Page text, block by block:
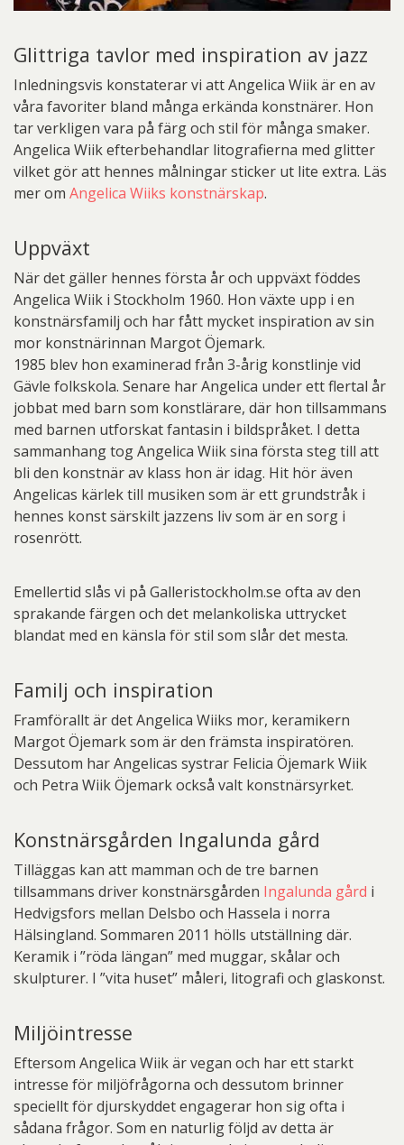
Glittriga tavlor med inspiration av jazz
Inledningsvis konstaterar vi att Angelica Wiik är en av
våra favoriter bland många erkända konstnärer. Hon
tar verkligen vara på färg och stil för många smaker.
Angelica Wiik efterbehandlar litografierna med glitter
vilket gör att hennes målningar sticker ut lite extra. Läs
mer om Angelica Wiiks konstnärskap.
Uppväxt
När det gäller hennes första år och uppväxt föddes
Angelica Wiik i Stockholm 1960. Hon växte upp i en
konstnärsfamilj och har fått mycket inspiration av sin
mor konstnärinnan Margot Öjemark.
1985 blev hon examinerad från 3-årig konstlinje vid
Gävle folkskola. Senare har Angelica under ett flertal år
jobbat med barn som konstlärare, där hon tillsammans
med barnen utforskat fantasin i bildspråket. I detta
sammanhang tog Angelica Wiik sina första steg till att
bli den konstnär av klass hon är idag. Hit hör även
Angelicas kärlek till musiken som är ett grundstråk i
hennes konst särskilt jazzens liv som är en sorg i
rosenrött.
Emellertid slås vi på Galleristockholm.se ofta av den
sprakande färgen och det melankoliska uttrycket
blandat med en känsla för stil som slår det mesta.
Familj och inspiration
Framförallt är det Angelica Wiiks mor, keramikern
Margot Öjemark som är den främsta inspiratören.
Dessutom har Angelicas systrar Felicia Öjemark Wiik
och Petra Wiik Öjemark också valt konstnärsyrket.
Konstnärsgården Ingalunda gård
Tilläggas kan att mamman och de tre barnen
tillsammans driver konstnärsgården Ingalunda gård i
Hedvigsfors mellan Delsbo och Hassela i norra
Hälsingland. Sommaren 2011 hölls utställning där.
Keramik i ”röda längan” med muggar, skålar och
skulpturer. I ”vita huset” måleri, litografi och glaskonst.
Miljöintresse
Eftersom Angelica Wiik är vegan och har ett starkt
intresse för miljöfrågorna och dessutom brinner
speciellt för djurskyddet engagerar hon sig ofta i
sådana frågor. Som en naturlig följd av detta är